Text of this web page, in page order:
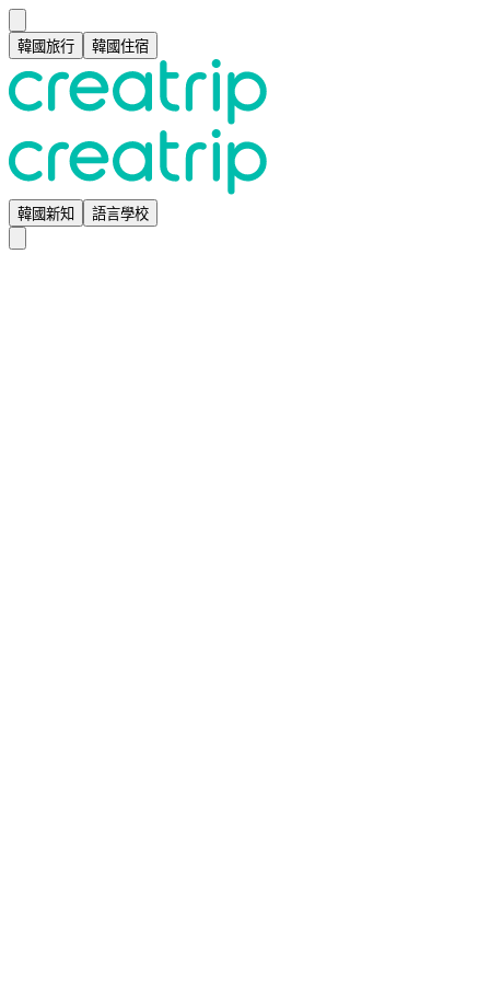
韓國旅行 韓國住宿
韓國新知 語言學校